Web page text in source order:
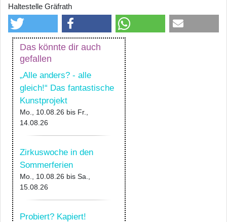
Haltestelle Gräfrath
Das könnte dir auch
gefallen
„Alle anders? - alle
gleich!“ Das fantastische
Kunstprojekt
Mo., 10.08.26 bis Fr.,
14.08.26
Zirkuswoche in den
Sommerferien
Mo., 10.08.26 bis Sa.,
15.08.26
Probiert? Kapiert!